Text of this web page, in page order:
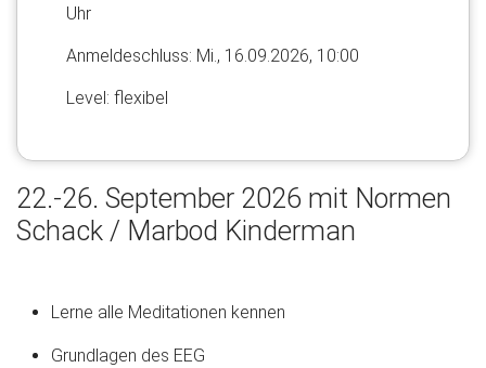
Uhr
Anmelde​schluss: Mi., 16.09.2026, 10:00
Level: flexibel
22.-26. September 2026 mit Normen
Schack / Marbod Kinderman
Lerne alle Meditationen kennen
Grundlagen des EEG